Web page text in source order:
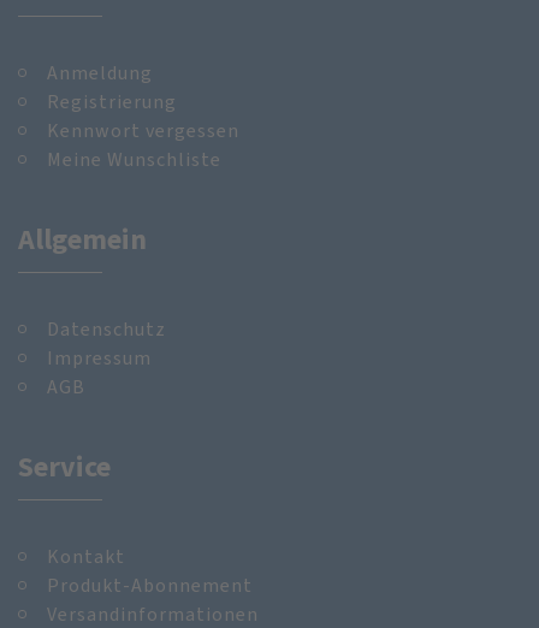
Anmeldung
Registrierung
Kennwort vergessen
Meine Wunschliste
Allgemein
Datenschutz
Impressum
AGB
Service
Kontakt
Produkt-Abonnement
Versandinformationen